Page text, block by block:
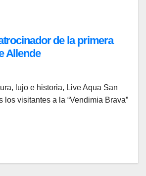
de la primera
Allende
lujo e historia, Live Aqua San
visitantes a la “Vendimia Brava”